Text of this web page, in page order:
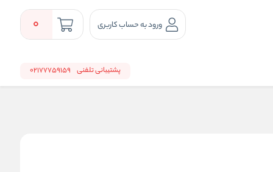
ورود به حساب کاربری 0
پشتیبانی تلفنی 02177759159